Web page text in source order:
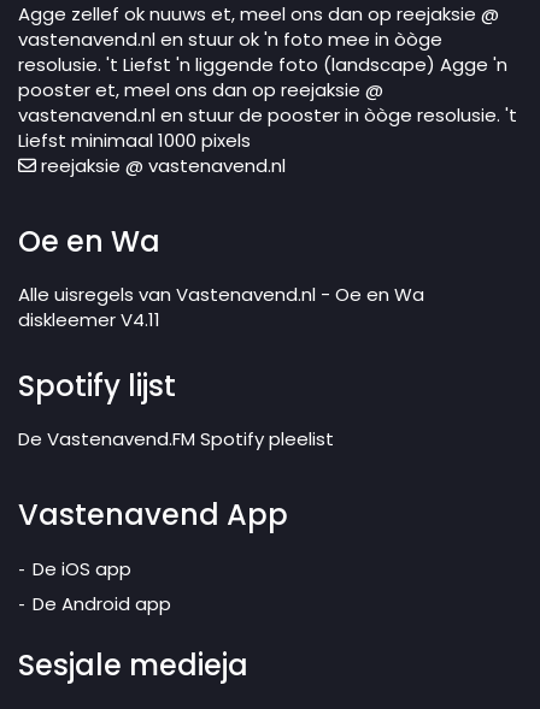
Agge zellef ok nuuws et, meel ons dan op reejaksie @
vastenavend.nl en stuur ok 'n foto mee in òòge
resolusie. 't Liefst 'n liggende foto (landscape) Agge 'n
pooster et, meel ons dan op reejaksie @
vastenavend.nl en stuur de pooster in òòge resolusie. 't
Liefst minimaal 1000 pixels
reejaksie @ vastenavend.nl
Oe en Wa
Alle uisregels van Vastenavend.nl - Oe en Wa
diskleemer V4.11
Spotify lijst
De Vastenavend.FM Spotify pleelist
Vastenavend App
De iOS app
De Android app
Sesjale medieja